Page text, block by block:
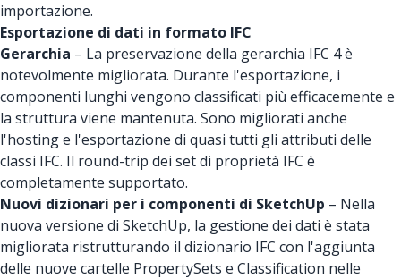
importazione.
Esportazione di dati in formato IFC
Gerarchia – La preservazione della gerarchia IFC 4 è
notevolmente migliorata. Durante l'esportazione, i
componenti lunghi vengono classificati più efficacemente e
la struttura viene mantenuta. Sono migliorati anche
l'hosting e l'esportazione di quasi tutti gli attributi delle
classi IFC. Il round-trip dei set di proprietà IFC è
completamente supportato.
Nuovi dizionari per i componenti di SketchUp – Nella
nuova versione di SketchUp, la gestione dei dati è stata
migliorata ristrutturando il dizionario IFC con l'aggiunta
delle nuove cartelle PropertySets e Classification nelle